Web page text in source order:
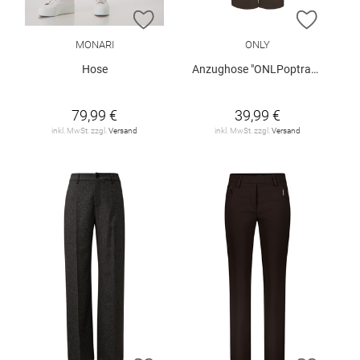
ZUR WUNSCHLISTE HINZUFÜGEN
MONARI
Hose
79,99 €
inkl. MwSt. zzgl. Versand
ZUR
ONLY
Anzughose "ONLPoptrash"
39,99 €
inkl. MwSt. zzgl. Versand